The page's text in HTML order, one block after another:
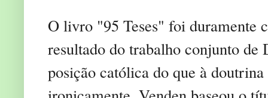
O livro "95 Teses" foi duramente
resultado do trabalho conjunto de
posição católica do que à